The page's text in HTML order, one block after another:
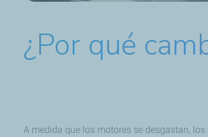
¿Por qué
A medida que los motores se desgastan, los